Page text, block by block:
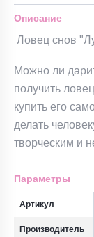
Описание
Ловец снов
Можно ли
получить
купить его
делать
творческим и
Параметры
Артикул
Производитель